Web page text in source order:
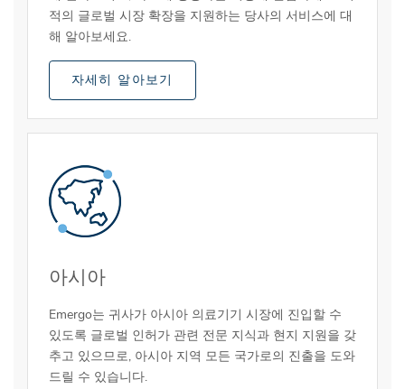
적의 글로벌 시장 확장을 지원하는 당사의 서비스에 대
해 알아보세요.
자세히 알아보기
아시아
Emergo는 귀사가 아시아 의료기기 시장에 진입할 수
있도록 글로벌 인허가 관련 전문 지식과 현지 지원을 갖
추고 있으므로, 아시아 지역 모든 국가로의 진출을 도와
드릴 수 있습니다.